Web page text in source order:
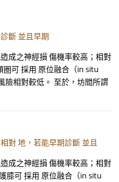
斷 並且早期
成之神經損 傷機率較高；相對
圈可 採用 原位融合（in situ
險相對較低。 至於，坊間所謂
對 地，若能早期診斷 並且
成之神經損 傷機率較高；相對
膝可 採用 原位融合（in situ